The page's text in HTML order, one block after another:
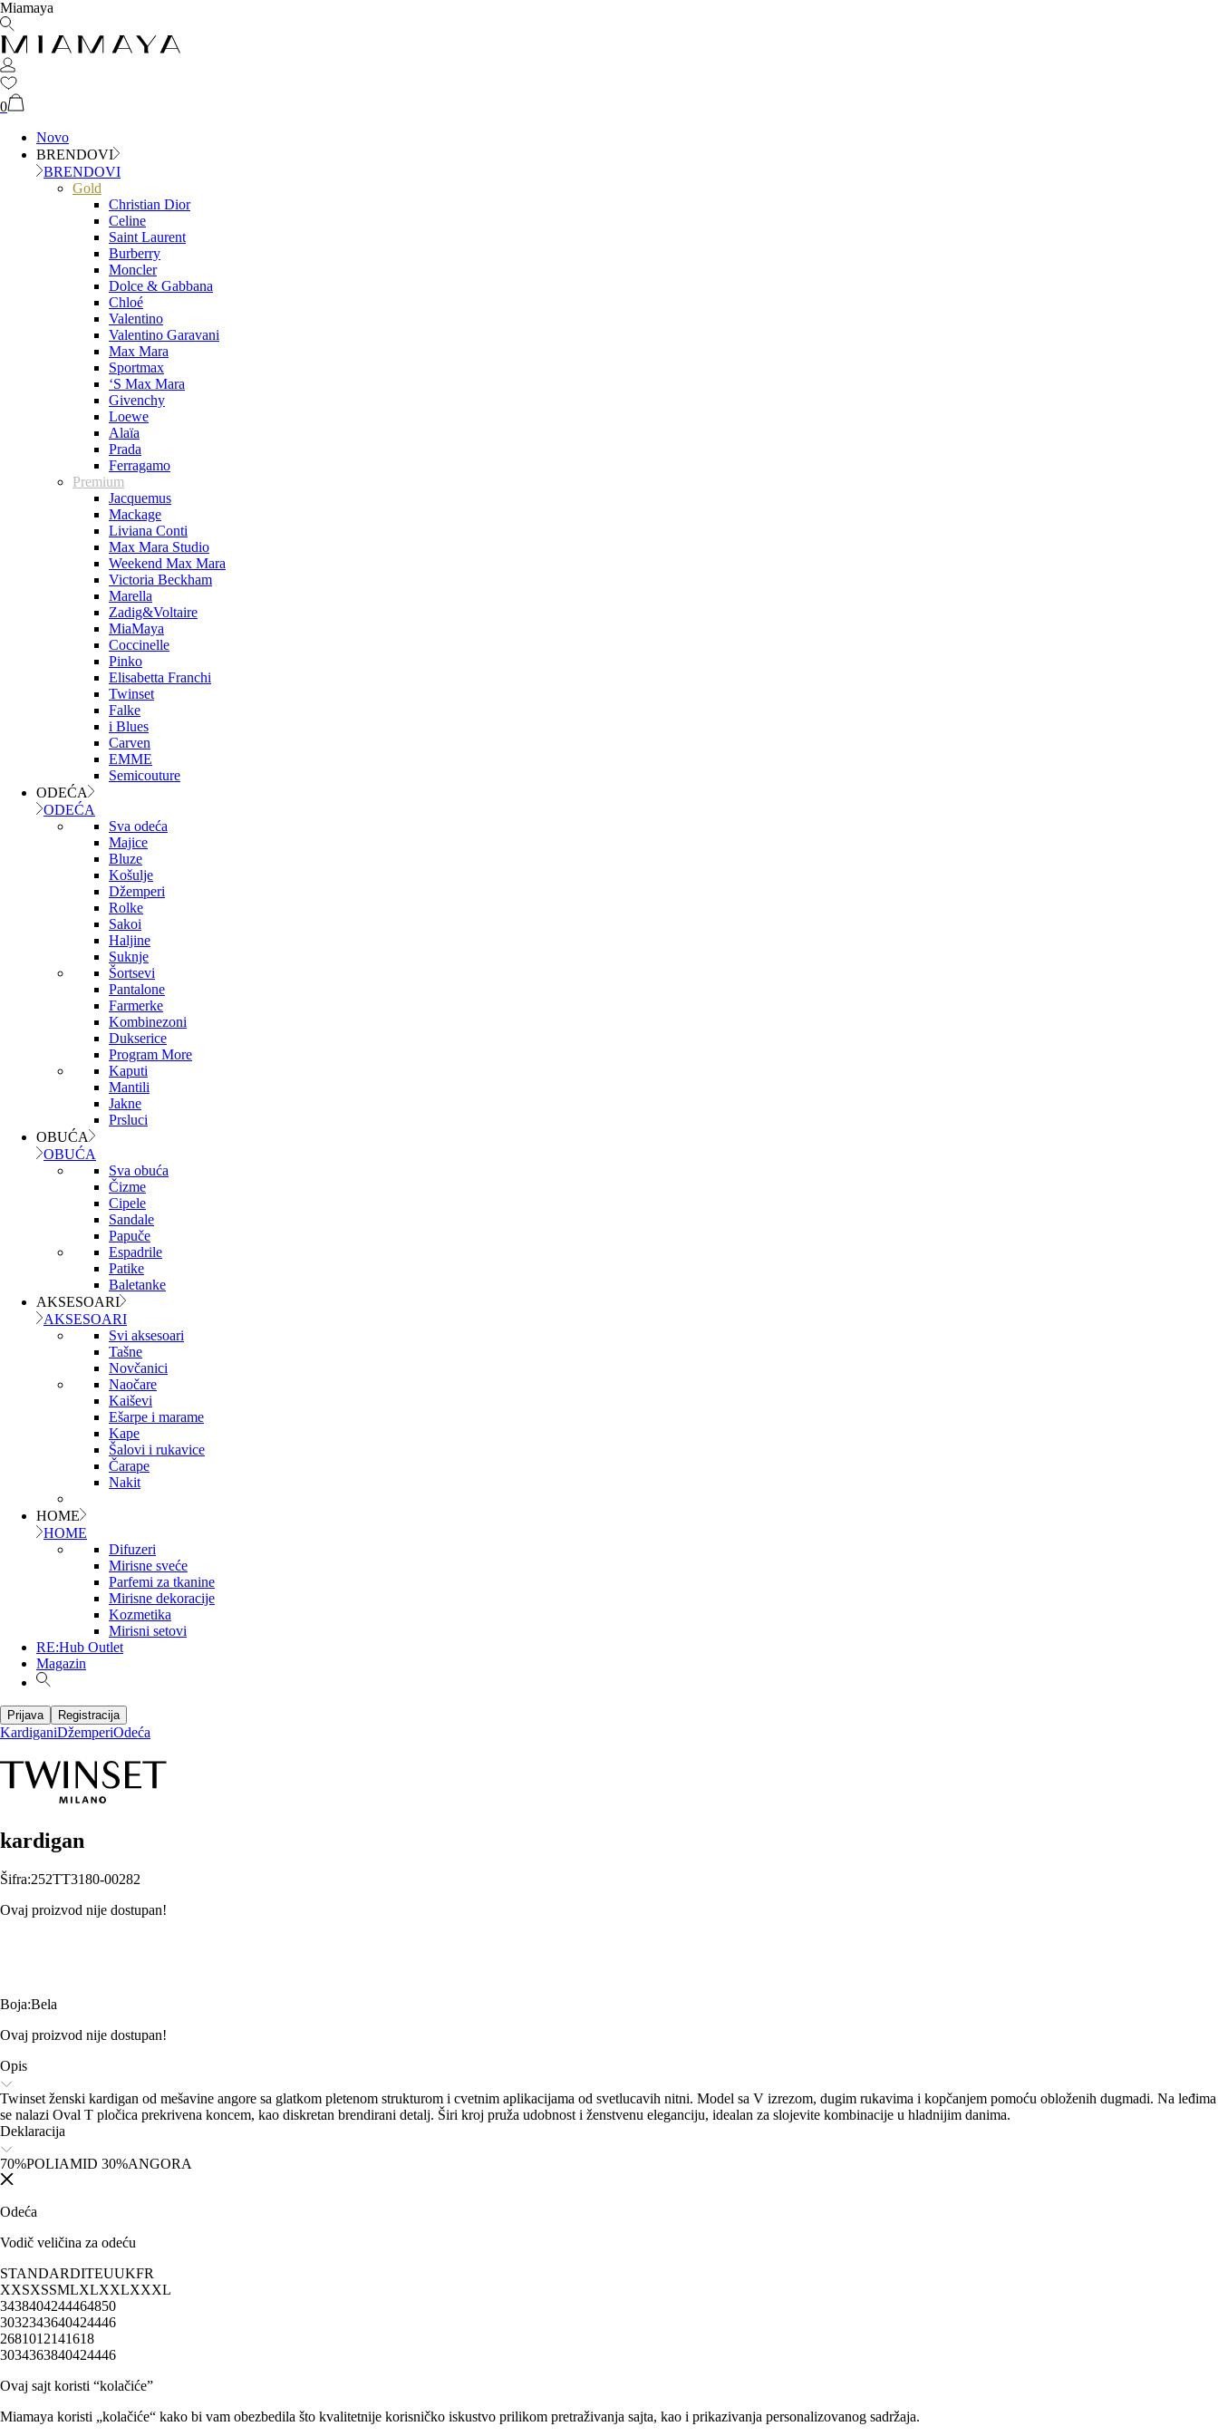
Miamaya
0
Novo
BRENDOVI
BRENDOVI
Gold
Christian Dior
Celine
Saint Laurent
Burberry
Moncler
Dolce & Gabbana
Chloé
Valentino
Valentino Garavani
Max Mara
Sportmax
‘S Max Mara
Givenchy
Loewe
Alaïa
Prada
Ferragamo
Premium
Jacquemus
Mackage
Liviana Conti
Max Mara Studio
Weekend Max Mara
Victoria Beckham
Marella
Zadig&Voltaire
MiaMaya
Coccinelle
Pinko
Elisabetta Franchi
Twinset
Falke
i Blues
Carven
EMME
Semicouture
ODEĆA
ODEĆA
Sva odeća
Majice
Bluze
Košulje
Džemperi
Rolke
Sakoi
Haljine
Suknje
Šortsevi
Pantalone
Farmerke
Kombinezoni
Dukserice
Program More
Kaputi
Mantili
Jakne
Prsluci
OBUĆA
OBUĆA
Sva obuća
Čizme
Cipele
Sandale
Papuče
Espadrile
Patike
Baletanke
AKSESOARI
AKSESOARI
Svi aksesoari
Tašne
Novčanici
Naočare
Kaiševi
Ešarpe i marame
Kape
Šalovi i rukavice
Čarape
Nakit
HOME
HOME
Difuzeri
Mirisne sveće
Parfemi za tkanine
Mirisne dekoracije
Kozmetika
Mirisni setovi
RE:Hub Outlet
Magazin
Prijava Registracija
KardiganiDžemperiOdeća
kardigan
Šifra:252TT3180-00282
Ovaj proizvod nije dostupan!
Boja:Bela
Ovaj proizvod nije dostupan!
Opis
Twinset ženski kardigan od mešavine angore sa glatkom pletenom strukturom i cvetnim aplikacijama od svetlucavih nitni. Model sa V izrezom, dugim rukavima i kopčanjem pomoću obloženih dugmadi. Na leđima
se nalazi Oval T pločica prekrivena koncem, kao diskretan brendirani detalj. Širi kroj pruža udobnost i ženstvenu eleganciju, idealan za slojevite kombinacije u hladnijim danima.
Deklaracija
70%POLIAMID 30%ANGORA
Odeća
Vodič veličina za odeću
STANDARDITEUUKFR
XXSXSSMLXLXXLXXXL
3438404244464850
3032343640424446
2681012141618
3034363840424446
Ovaj sajt koristi “kolačiće”
Miamaya koristi „kolačiće“ kako bi vam obezbedila što kvalitetnije korisničko iskustvo prilikom pretraživanja sajta, kao i prikazivanja personalizovanog sadržaja.